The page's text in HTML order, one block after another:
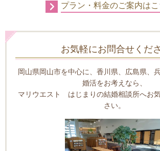
プラン・料金のご案内は
お気軽にお問合せくだ
岡山県岡山市を中心に、香川県、広島県、
婚活をお考えなら、
マリウエスト はじまりの結婚相談所へお
さい。